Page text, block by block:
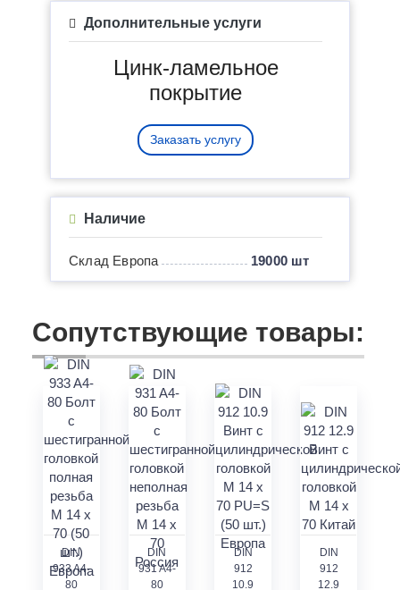
Дополнительные услуги
Цинк-ламельное
покрытие
Заказать услугу
Наличие
Склад Европа 19000 шт
Сопутствующие товары:
DIN
933 A4-
80
DIN
931 A4-
80
DIN
912
10.9
DIN
912
12.9